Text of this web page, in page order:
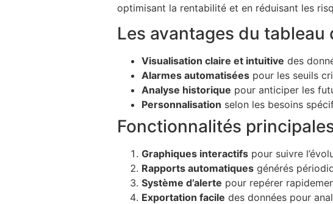
optimisant la rentabilité et en réduisant les
Les avantages du
Visualisation claire et intuitive des
Alarmes automatisées pour les seuils
Analyse historique pour anticiper les
Personnalisation selon les besoins
Fonctionnalités
Graphiques interactifs pour suivre
Rapports automatiques générés
Système d’alerte pour repérer
Exportation facile des données pour